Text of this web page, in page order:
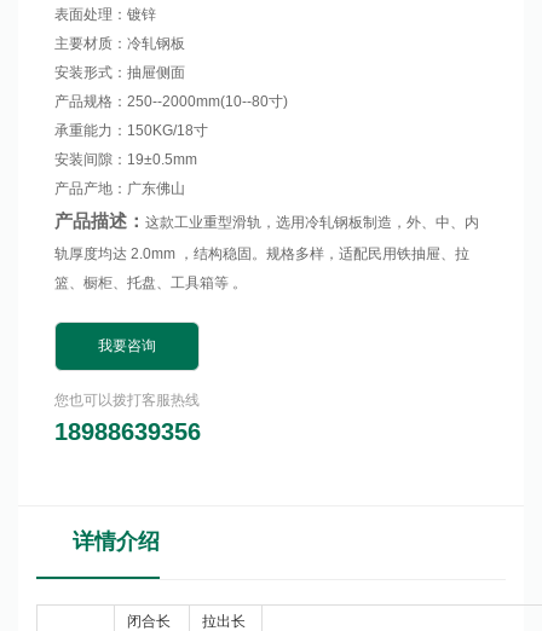
表面处理：镀锌
主要材质：冷轧钢板
安装形式：抽屉侧面
产品规格：250--2000mm(10--80寸)
承重能力：150KG/18寸
安装间隙：19±0.5mm
产品产地：广东佛山
产品描述： 这款工业重型滑轨，选用冷轧钢板制造，外、中、内
轨厚度均达 2.0mm ，结构稳固。规格多样，适配民用铁抽屉、拉
篮、橱柜、托盘、工具箱等 。
我要咨询
您也可以拨打客服热线
18988639356
详情介绍
闭合长
拉出长